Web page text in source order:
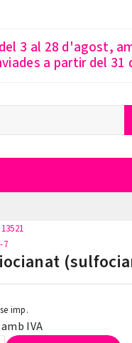
3 al 28 d'agost,
a partir del
7
imp.
amb IVA